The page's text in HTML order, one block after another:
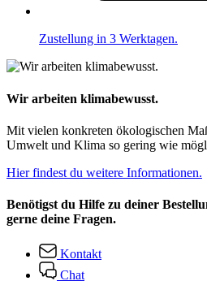
Zustellung in 3 Werktagen.
Wir arbeiten klimabewusst.
Mit vielen konkreten ökologischen
Umwelt und Klima so gering wie
Hier findest du weitere Informationen.
Benötigst du Hilfe zu deiner
gerne deine Fragen.
Kontakt
Chat